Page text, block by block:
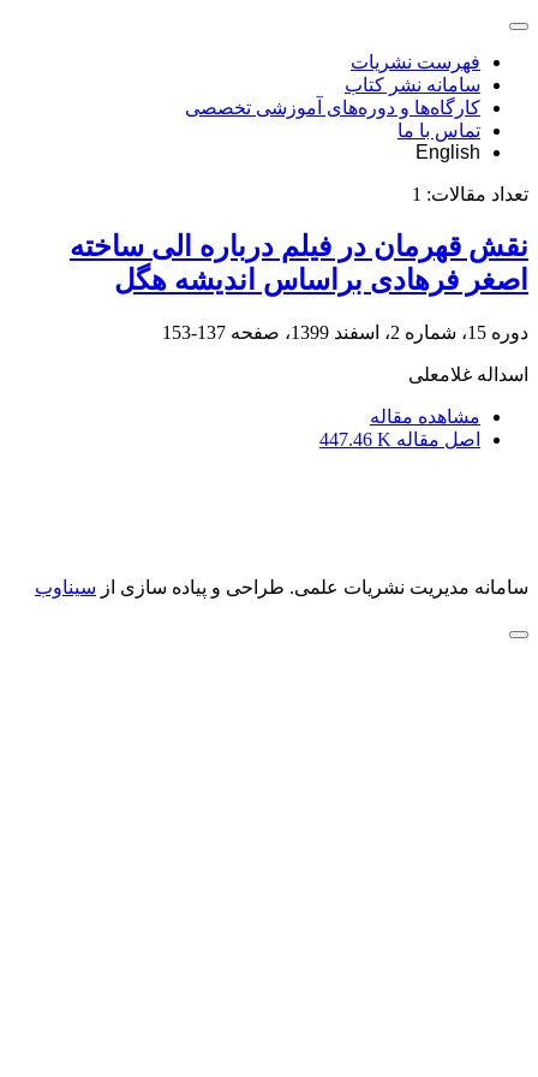
فهرست نشریات
سامانه نشر کتاب
کارگاه‌ها و دوره‌های آموزشی تخصصی
تماس با ما
English
تعداد مقالات: 1
نقش قهرمان در فیلم درباره الی ساخته
اصغر فرهادی براساس اندیشه هگل
دوره 15، شماره 2، اسفند 1399، صفحه 137-153
اسداله غلامعلی
مشاهده مقاله
اصل مقاله 447.46 K
سامانه مدیریت نشریات علمی. طراحی و پیاده سازی از سیناوب